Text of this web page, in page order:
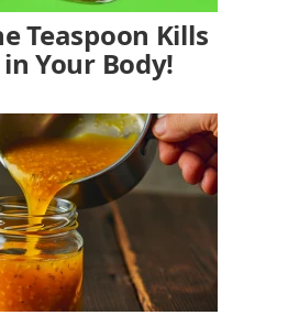
Teaspoon Kills
Your Body!